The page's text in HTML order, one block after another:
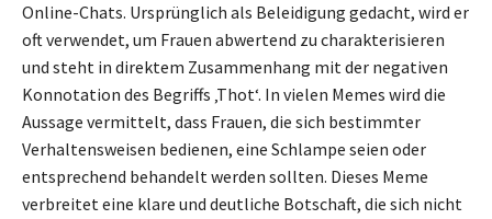
Online-Chats. Ursprünglich als Beleidigung gedacht, wird er
oft verwendet, um Frauen abwertend zu charakterisieren
und steht in direktem Zusammenhang mit der negativen
Konnotation des Begriffs ‚Thot‘. In vielen Memes wird die
Aussage vermittelt, dass Frauen, die sich bestimmter
Verhaltensweisen bedienen, eine Schlampe seien oder
entsprechend behandelt werden sollten. Dieses Meme
verbreitet eine klare und deutliche Botschaft, die sich nicht